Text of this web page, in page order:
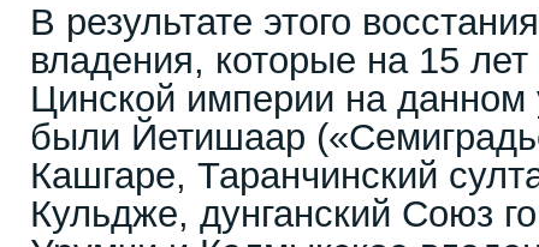
В результате этого
владения, которые на 15
Цинской империи на данном
были Йетишаар
Кашгаре, Таранчинский
Кульдже, дунганский Союз